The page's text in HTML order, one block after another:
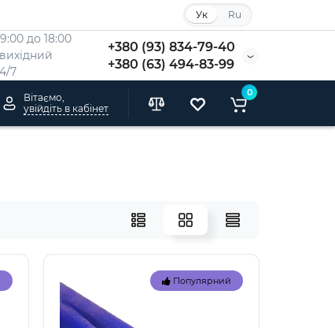
Ук Ru
до 18:00
7
+380 (93) 834-79-40
+380 (63) 494-83-99
Вітаємо,
увійдіть в кабінет
0
Популярний